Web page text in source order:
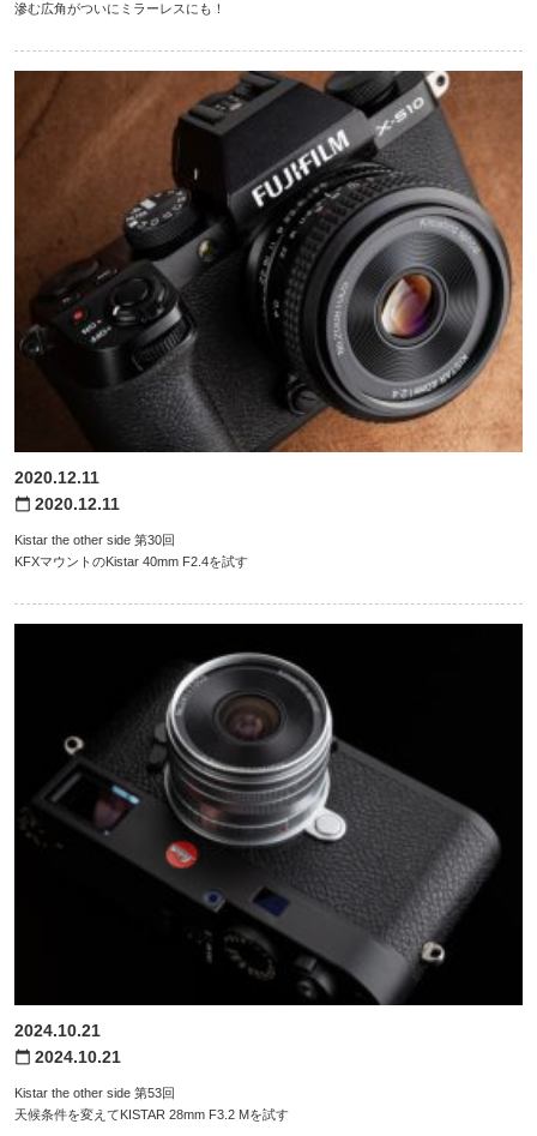
滲む広角がついにミラーレスにも！
2020.12.11
Kistar the other side 第30回
KFXマウントのKistar 40mm F2.4を試す
calendar_today 2020.12.11
2024.10.21
Kistar the other side 第53回
天候条件を変えてKISTAR 28mm F3.2 Mを試す
calendar_today 2024.10.21